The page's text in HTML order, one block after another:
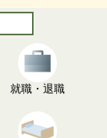
就職・退職